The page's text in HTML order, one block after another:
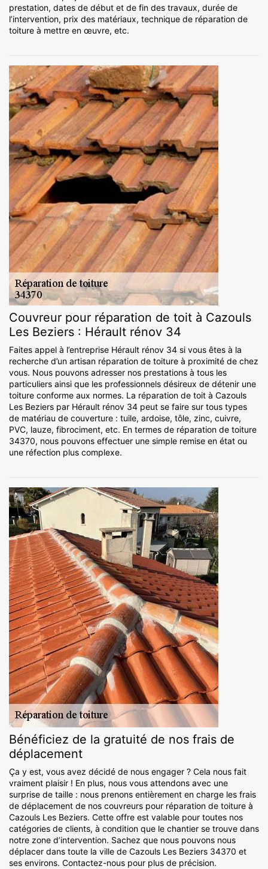
prestation, dates de début et de fin des travaux, durée de
l’intervention, prix des matériaux, technique de réparation de
toiture à mettre en œuvre, etc.
Couvreur pour réparation de toit à Cazouls
Les Beziers : Hérault rénov 34
Faites appel à l’entreprise Hérault rénov 34 si vous êtes à la
recherche d’un artisan réparation de toiture à proximité de chez
vous. Nous pouvons adresser nos prestations à tous les
particuliers ainsi que les professionnels désireux de détenir une
toiture conforme aux normes. La réparation de toit à Cazouls
Les Beziers par Hérault rénov 34 peut se faire sur tous types
de matériau de couverture : tuile, ardoise, tôle, zinc, cuivre,
PVC, lauze, fibrociment, etc. En termes de réparation de toiture
34370, nous pouvons effectuer une simple remise en état ou
une réfection plus complexe.
Bénéficiez de la gratuité de nos frais de
déplacement
Ça y est, vous avez décidé de nous engager ? Cela nous fait
vraiment plaisir ! En plus, nous vous attendons avec une
surprise de taille : nous prenons entièrement en charge les frais
de déplacement de nos couvreurs pour réparation de toiture à
Cazouls Les Beziers. Cette offre est valable pour toutes nos
catégories de clients, à condition que le chantier se trouve dans
notre zone d’intervention. Sachez que nous pouvons nous
déplacer dans toute la ville de Cazouls Les Beziers 34370 et
ses environs. Contactez-nous pour plus de précision.